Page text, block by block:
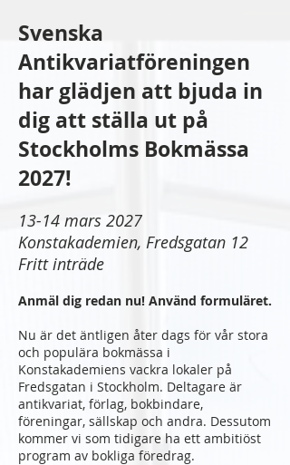
Svenska
Antikvariatföreningen
har glädjen att bjuda in
dig att ställa ut på
Stockholms Bokmässa
2027!
13-14 mars 2027
Konstakademien, Fredsgatan 12
Fritt inträde
Anmäl dig redan nu! Använd formuläret.
Nu är det äntligen åter dags för vår stora
och populära bokmässa i
Konstakademiens vackra lokaler på
Fredsgatan i Stockholm. Deltagare är
antikvariat, förlag, bokbindare,
föreningar, sällskap och andra. Dessutom
kommer vi som tidigare ha ett ambitiöst
program av bokliga föredrag.